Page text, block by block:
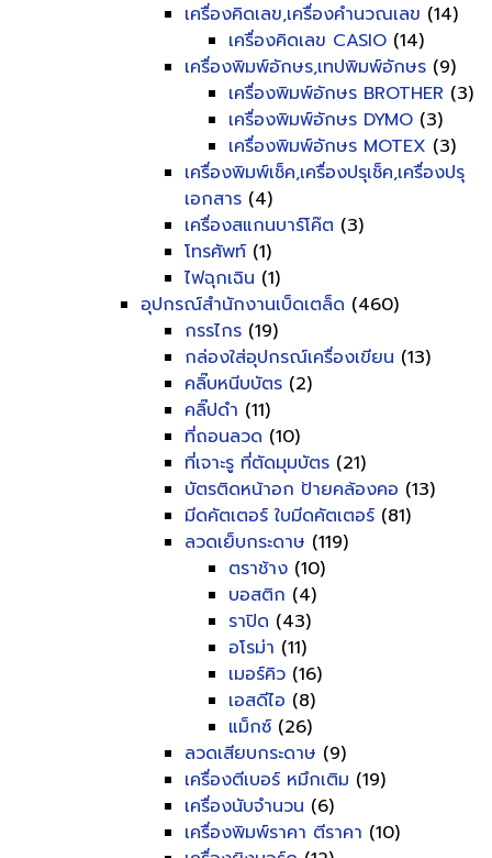
เครื่องคิดเลข,เครื่องคำนวณเลข (14)
เครื่องคิดเลข CASIO (14)
เครื่องพิมพ์อักษร,เทปพิมพ์อักษร (9)
เครื่องพิมพ์อักษร BROTHER (3)
เครื่องพิมพ์อักษร DYMO (3)
เครื่องพิมพ์อักษร MOTEX (3)
เครื่องพิมพ์เช็ค,เครื่องปรุเช็ค,เครื่องปรุ
เอกสาร (4)
เครื่องสแกนบาร์โค๊ต (3)
โทรศัพท์ (1)
ไฟฉุกเฉิน (1)
อุปกรณ์สำนักงานเบ็ดเตล็ด (460)
กรรไกร (19)
กล่องใส่อุปกรณ์เครื่องเขียน (13)
คลิ๊บหนีบบัตร (2)
คลิ๊ปดำ (11)
ที่ถอนลวด (10)
ที่เจาะรู ที่ตัดมุมบัตร (21)
บัตรติดหน้าอก ป้ายคล้องคอ (13)
มีดคัตเตอร์ ใบมีดคัตเตอร์ (81)
ลวดเย็บกระดาษ (119)
ตราช้าง (10)
บอสติก (4)
ราปิด (43)
อโรม่า (11)
เมอร์คิว (16)
เอสดีไอ (8)
แม็กซ์ (26)
ลวดเสียบกระดาษ (9)
เครื่องตีเบอร์ หมึกเติม (19)
เครื่องนับจำนวน (6)
เครื่องพิมพ์ราคา ตีราคา (10)